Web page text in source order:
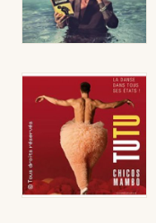
18 - Cher
Choisir mes